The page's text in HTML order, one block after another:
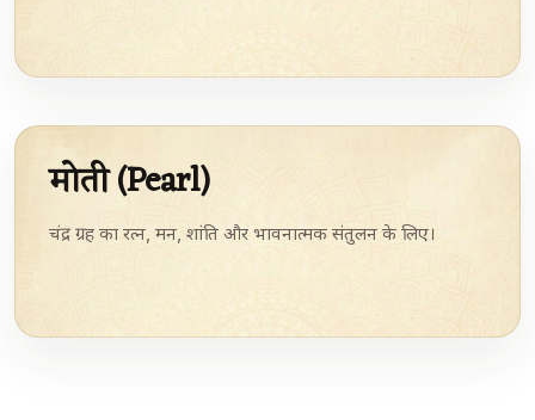
मोती (Pearl)
चंद्र ग्रह का रत्न, मन, शांति और भावनात्मक संतुलन के लिए।